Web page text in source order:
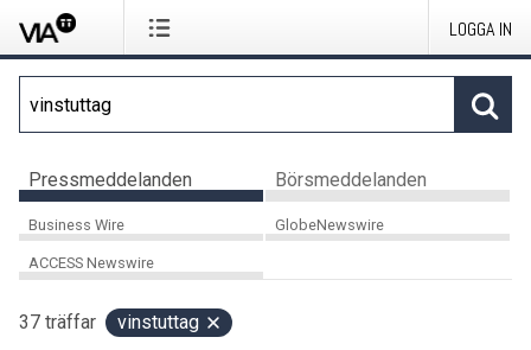
LOGGA IN
Pressmeddelanden Börsmeddelanden
Business Wire GlobeNewswire
ACCESS Newswire
37 träffar vinstuttag